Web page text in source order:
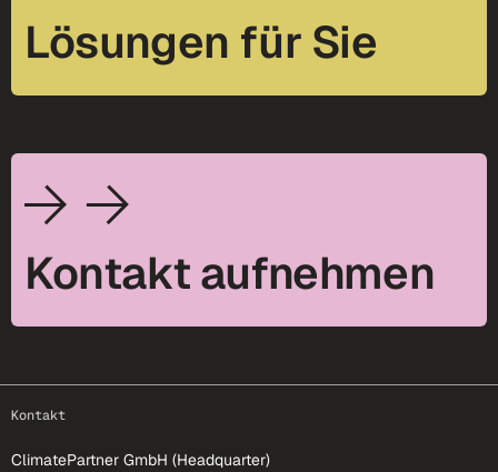
Lösungen für Sie
Kontakt aufnehmen
Kontakt
ClimatePartner GmbH (Headquarter)